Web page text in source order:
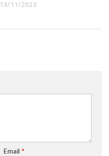
13/11/2023
Email *